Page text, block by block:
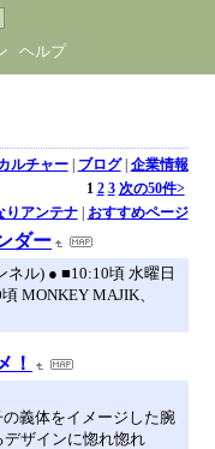
ヘルプ
ルチャー| ブログ| 企業情報
1 2 3 次の50件>
りアンテナ| おすすめページ
ダー
ネル) ● ■10:10頃 水曜日
MONKEY MAJIK、
！
の義体をイメージした腕
ザインに惚れ惚れ